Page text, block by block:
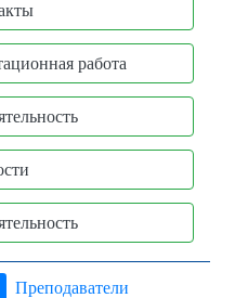
работа
Преподаватели